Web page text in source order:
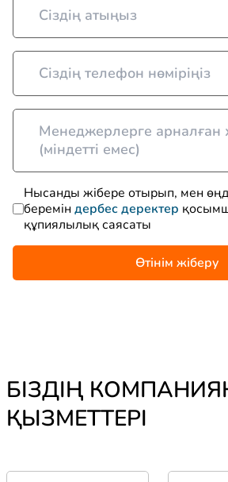
Нысанды жібере отырып, мен
береміндербес деректер
құпиялылық саясаты
Өтінім жіберу
БІЗДІҢ
ҚЫЗМЕТТЕРІ